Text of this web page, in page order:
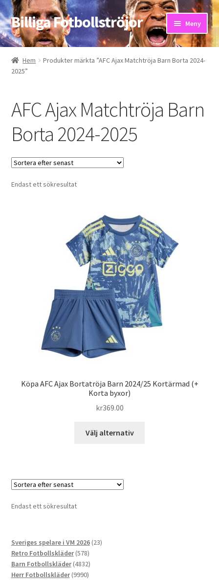
Hoppa
till
navigering
Hoppa
till
innehåll
Billiga Fotbollströjor Meny
Hem
Bloggar
Hem
Produkter märkta ”AFC Ajax Matchtröja Barn Borta 2024-
2025”
AFC Ajax Matchtröja Barn
Borta 2024-2025
Endast ett sökresultat
Köpa AFC Ajax Bortatröja Barn 2024/25 Kortärmad (+
Korta byxor)
kr369.00
Välj alternativ
Endast ett sökresultat
Sveriges spelare i VM 2026 2323
Retro Fotbollskläder 578578
produkter
Barn Fotbollskläder 48324832
produkter
Herr Fotbollskläder 99909990